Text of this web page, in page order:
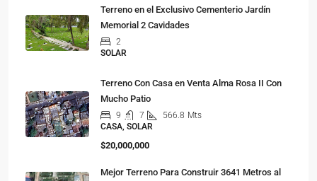
Terreno en el Exclusivo Cementerio Jardín
Memorial 2 Cavidades
2
SOLAR
Terreno Con Casa en Venta Alma Rosa II Con
Mucho Patio
9 7 566.8 Mts
CASA, SOLAR
$20,000,000
Mejor Terreno Para Construir 3641 Metros al